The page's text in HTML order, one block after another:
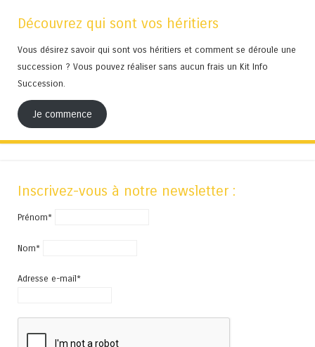
Découvrez qui sont vos héritiers
Vous désirez savoir qui sont vos héritiers et comment se déroule une
succession ? Vous pouvez réaliser sans aucun frais un Kit Info
Succession.
Je commence
Inscrivez-vous à notre newsletter :
Prénom*
Nom*
Adresse e-mail*